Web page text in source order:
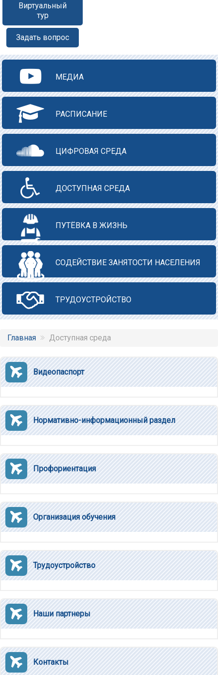
Виртуальный
тур
Задать вопрос
МЕДИА
РАСПИСАНИЕ
ЦИФРОВАЯ СРЕДА
ДОСТУПНАЯ СРЕДА
ПУТЁВКА В ЖИЗНЬ
СОДЕЙСТВИЕ ЗАНЯТОСТИ НАСЕЛЕНИЯ
ТРУДОУСТРОЙСТВО
Главная Доступная среда
Видеопаспорт
Нормативно-информационный раздел
Профориентация
Организация обучения
Трудоустройство
Наши партнеры
Контакты